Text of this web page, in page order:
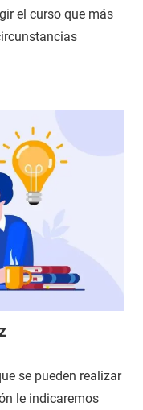
el curso que más
se pueden realizar
le indicaremos